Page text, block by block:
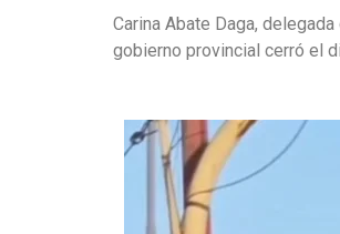
Carina Abate Daga,
gobierno provincial cerró el